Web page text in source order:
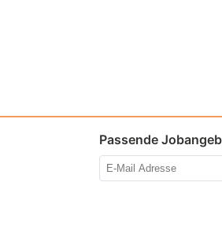
Passende